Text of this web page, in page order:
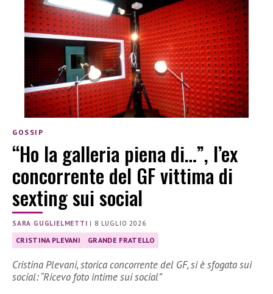
GOSSIP
“Ho la galleria piena di…”, l’ex
concorrente del GF vittima di
sexting sui social
SARA GUGLIELMETTI | 8 LUGLIO 2026
CRISTINA PLEVANI GRANDE FRATELLO
Cristina Plevani, storica concorrente del GF, si è sfogata sui
social: “Ricevo foto intime sui social”